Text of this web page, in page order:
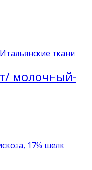
Итальянские ткани
молочный-
17% шелк